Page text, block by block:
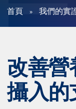
篩選條件
首頁 我們的實
改善營
攝入的